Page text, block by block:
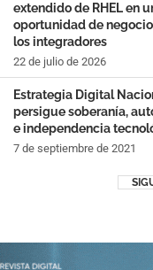
extendido de RHEL en
oportunidad de
los integradores
22 de julio de 2026
Estrategia Digital
persigue soberanía,
e independencia
7 de septiembre de 2021